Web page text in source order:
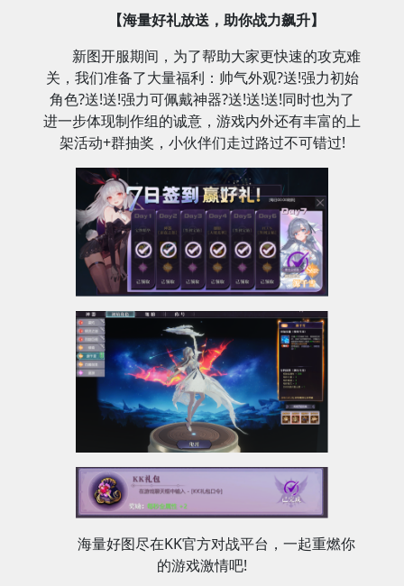
【海量好礼放送，助你战力飙升】
新图开服期间，为了帮助大家更快速的攻克难
关，我们准备了大量福利：帅气外观?送!强力初始
角色?送!送!强力可佩戴神器?送!送!送!同时也为了
进一步体现制作组的诚意，游戏内外还有丰富的上
架活动+群抽奖，小伙伴们走过路过不可错过!
海量好图尽在KK官方对战平台，一起重燃你
的游戏激情吧!